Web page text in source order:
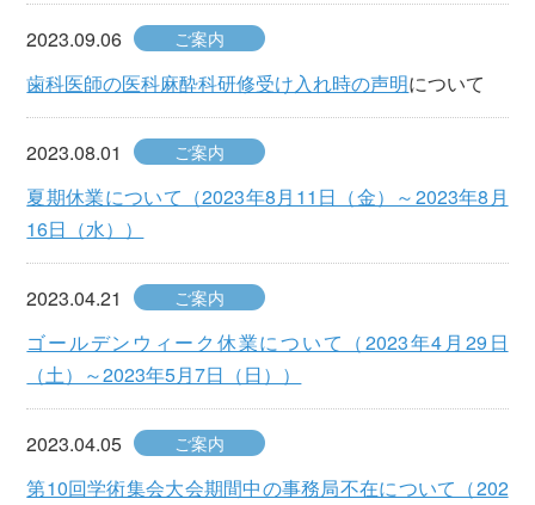
2023.09.06 ご案内
歯科医師の医科麻酔科研修受け入れ時の声明について
2023.08.01 ご案内
夏期休業について（2023年8月11日（金）～2023年8月
16日（水））
2023.04.21 ご案内
ゴールデンウィーク休業について（2023年4月29日
（土）～2023年5月7日（日））
2023.04.05 ご案内
第10回学術集会大会期間中の事務局不在について（202